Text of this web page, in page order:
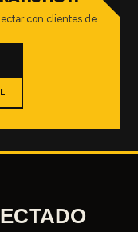
con clientes de